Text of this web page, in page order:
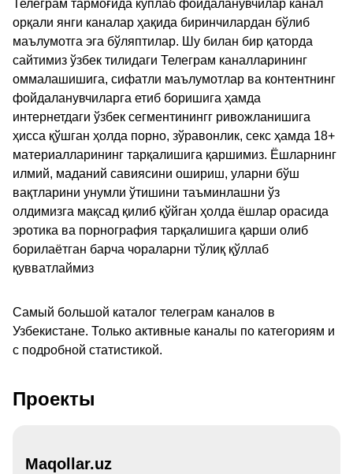
Телеграм тармоғида кўплаб фойдаланувчилар канал
орқали янги каналар ҳақида биринчилардан бўлиб
маълумотга эга бўляптилар. Шу билан бир қаторда
сайтимиз ўзбек тилидаги Телеграм каналларининг
оммалашишига, сифатли маълумотлар ва контентнинг
фойдаланувчиларга етиб боришига ҳамда
интернетдаги ўзбек сегментинингг ривожланишига
ҳисса қўшган ҳолда порно, зўравонлик, секс ҳамда 18+
материалларининг тарқалишига қаршимиз. Ёшларнинг
илмий, маданий савиясини ошириш, уларни бўш
вақтларини унумли ўтишини таъминлашни ўз
олдимизга мақсад қилиб қўйган ҳолда ёшлар орасида
эротика ва порнография тарқалишига қарши олиб
борилаётган барча чораларни тўлиқ қўллаб
қувватлаймиз
Самый большой каталог телеграм каналов в
Узбекистане. Только активные каналы по категориям и
с подробной статистикой.
Проекты
Maqollar.uz